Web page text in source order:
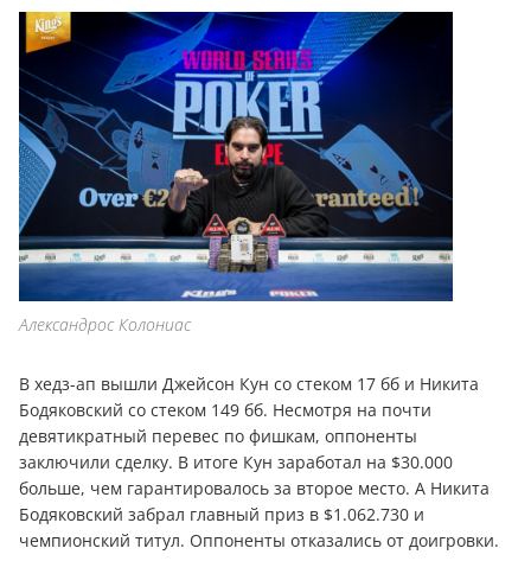
Александрос Колониас
В хедз-ап вышли Джейсон Кун со стеком 17 бб и Никита
Бодяковский со стеком 149 бб. Несмотря на почти
девятикратный перевес по фишкам, оппоненты
заключили сделку. В итоге Кун заработал на $30.000
больше, чем гарантировалось за второе место. А Никита
Бодяковский забрал главный приз в $1.062.730 и
чемпионский титул. Оппоненты отказались от доигровки.